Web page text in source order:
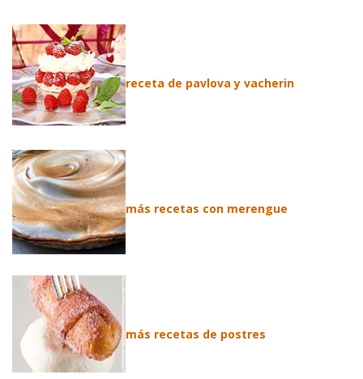
receta de pavlova y vacherin
más recetas con merengue
más recetas de postres